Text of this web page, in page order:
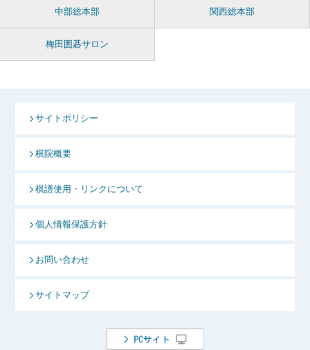
中部総本部 関西総本部
梅田囲碁サロン
サイトポリシー
棋院概要
棋譜使用・リンクについて
個人情報保護方針
お問い合わせ
サイトマップ